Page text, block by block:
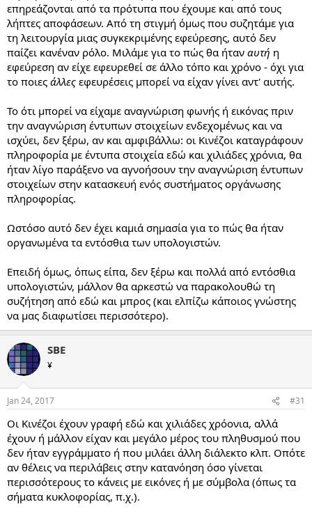
επηρεάζονται από τα πρότυπα που έχουμε και από τους
λήπτες αποφάσεων. Από τη στιγμή όμως που συζητάμε για
τη λειτουργία μιας συγκεκριμένης εφεύρεσης, αυτό δεν
παίζει κανέναν ρόλο. Μιλάμε για το πώς θα ήταν αυτή η
εφεύρεση αν είχε εφευρεθεί σε άλλο τόπο και χρόνο - όχι για
το ποιες άλλες εφευρέσεις μπορεί να είχαν γίνει αντ' αυτής.
Το ότι μπορεί να είχαμε αναγνώριση φωνής ή εικόνας πριν
την αναγνώριση έντυπων στοιχείων ενδεχομένως και να
ισχύει, δεν ξέρω, αν και αμφιβάλλω: οι Κινέζοι καταγράφουν
πληροφορία με έντυπα στοιχεία εδώ και χιλιάδες χρόνια, θα
ήταν λίγο παράξενο να αγνοήσουν την αναγνώριση έντυπων
στοιχείων στην κατασκευή ενός συστήματος οργάνωσης
πληροφορίας.
Ωστόσο αυτό δεν έχει καμιά σημασία για το πώς θα ήταν
οργανωμένα τα εντόσθια των υπολογιστών.
Επειδή όμως, όπως είπα, δεν ξέρω και πολλά από εντόσθια
υπολογιστών, μάλλον θα αρκεστώ να παρακολουθώ τη
συζήτηση από εδώ και μπρος (και ελπίζω κάποιος γνώστης
να μας διαφωτίσει περισσότερο).
SBE
¥
Jan 24, 2017 #31
Οι Κινέζοι έχουν γραφή εδώ και χιλιάδες χρόονια, αλλά
έχουν ή μάλλον είχαν και μεγάλο μέρος του πληθυσμού που
δεν ήταν εγγράμματο ή που μιλάει άλλη διάλεκτο κλπ. Οπότε
αν θέλεις να περιλάβεις στην κατανόηση όσο γίνεται
περισσότερους το κάνεις με εικόνες ή με σύμβολα (όπως τα
σήματα κυκλοφορίας, π.χ.).